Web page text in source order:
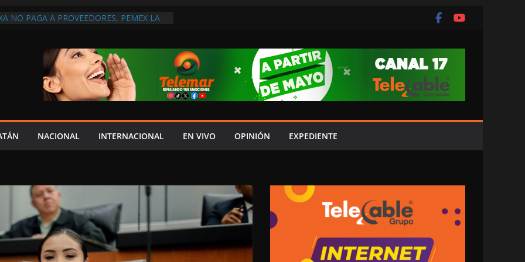
NO PAGA A PROVEEDORES, PEMEX LA
A UN GOBIERNO CORRUPTO”:
SABE SI TIENE EXAMEN DE RIESGO EN
NO ESTÁ EN SU OFICINA!
ATENDER INSEGURIDAD, FORTALECER LA
NACIONAL INTERNACIONAL EN VIVO OPINIÓN EXPEDIENTE